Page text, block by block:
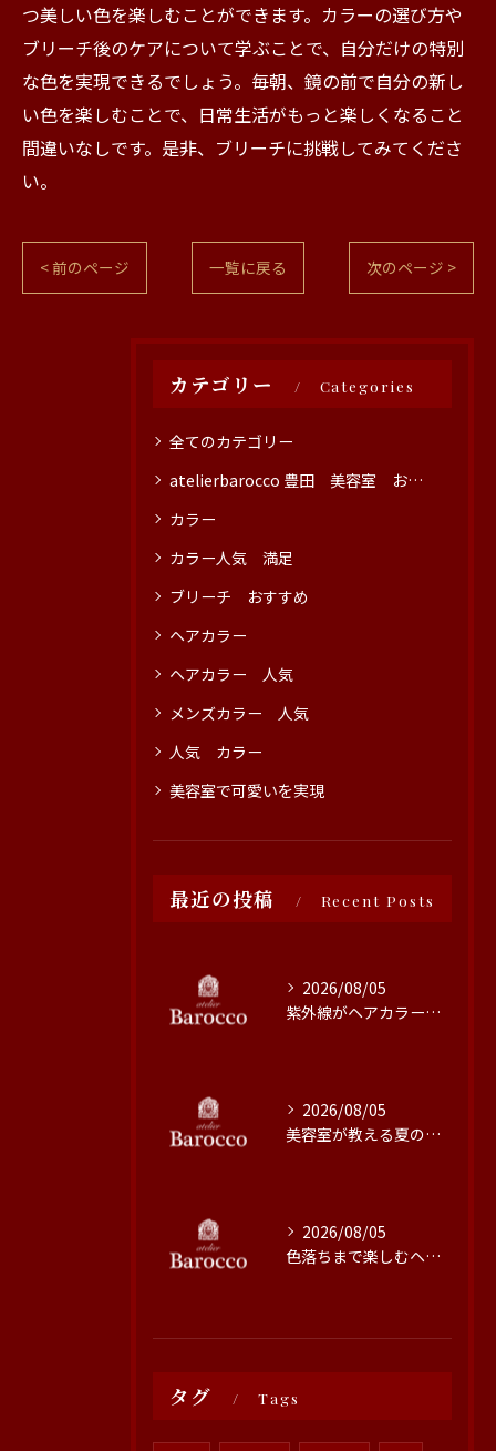
つ美しい色を楽しむことができます。カラーの選び方や
ブリーチ後のケアについて学ぶことで、自分だけの特別
な色を実現できるでしょう。毎朝、鏡の前で自分の新し
い色を楽しむことで、日常生活がもっと楽しくなること
間違いなしです。是非、ブリーチに挑戦してみてくださ
い。
< 前のページ 一覧に戻る 次のページ >
カテゴリー Categories
全てのカテゴリー
atelierbarocco 豊田 美容室 おすすめ
カラー
カラー人気 満足
ブリーチ おすすめ
ヘアカラー
ヘアカラー 人気
メンズカラー 人気
人気 カラー
美容室で可愛いを実現
最近の投稿 Recent Posts
2026/08/05
紫外線がヘアカラーに与える影響と対策
2026/08/05
美容室が教える夏の最旬ヘアカラー技術
2026/08/05
色落ちまで楽しむヘアカラーの秘訣
タグ Tags